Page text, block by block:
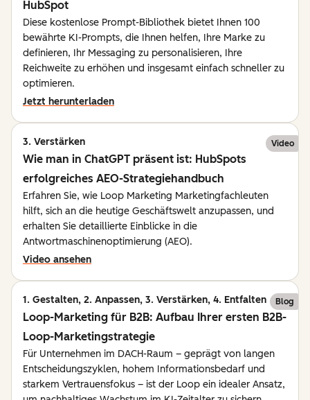
HubSpot
Diese kostenlose Prompt-Bibliothek bietet Ihnen 100
bewährte KI-Prompts, die Ihnen helfen, Ihre Marke zu
definieren, Ihr Messaging zu personalisieren, Ihre
Reichweite zu erhöhen und insgesamt einfach schneller zu
optimieren.
Jetzt herunterladen
3. Verstärken Video
Wie man in ChatGPT präsent ist: HubSpots
erfolgreiches AEO-Strategiehandbuch
Erfahren Sie, wie Loop Marketing Marketingfachleuten
hilft, sich an die heutige Geschäftswelt anzupassen, und
erhalten Sie detaillierte Einblicke in die
Antwortmaschinenoptimierung (AEO).
Video ansehen
1. Gestalten, 2. Anpassen, 3. Verstärken, 4. Entfalten Blog
Loop-Marketing für B2B: Aufbau Ihrer ersten B2B-
Loop-Marketingstrategie
Für Unternehmen im DACH-Raum – geprägt von langen
Entscheidungszyklen, hohem Informationsbedarf und
starkem Vertrauensfokus – ist der Loop ein idealer Ansatz,